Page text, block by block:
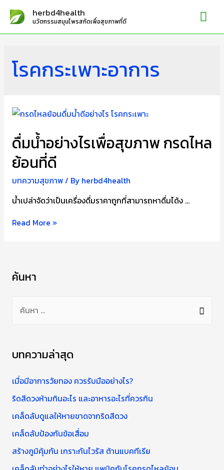
herbd4health
นวัตกรรมสมุนไพรสกัดเพื่อสุขภาพที่ดี
โรคกระเพาะอาการ
ดื่มน้ำอย่างไรเพื่อสุขภาพ กรดไหล
ย้อนที่ดี
บทความสุขภาพ/ By herbd4health
น้ำเปล่าจัดว่าเป็นเครื่องดื่มราคาถูกที่สามารถหาดื่มได้ง …
ดื่ม
สุขภาพ
ไหล
Read More »
ค้นหา
า
ห
รั
บ
บทความล่าสุด
เมื่อมีอาการวัยทอง ควรรับมืออย่างไร?
ริดสีดวงห้ามกินอะไร และอาหารอะไรที่ควรกิน
เคล็ดลับดูแลให้หายขาดจากริดสีดวง
เคล็ดลับป้องกันข้อเสื่อม
สร้างภูมิคุ้มกัน เกราะกันไวรัส ต้านแบคทีเรีย